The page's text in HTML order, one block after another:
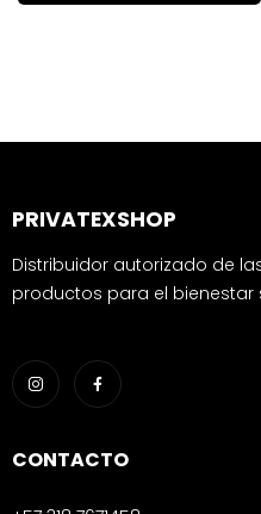
PRIVATEXSHOP
Distribuidor autorizado de
productos para el bienestar
CONTACTO